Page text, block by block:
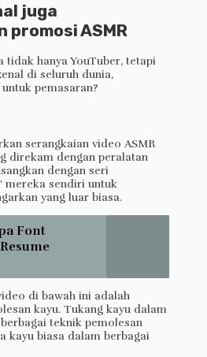
juga
promosi ASMR
tidak hanya YouTuber, tetapi
di seluruh dunia,
pemasaran?
serangkaian video ASMR
direkam dengan peralatan
dengan seri
mereka sendiri untuk
yang luar biasa.
Font
di bawah ini adalah
kayu. Tukang kayu dalam
teknik pemolesan
kayu biasa dalam berbagai